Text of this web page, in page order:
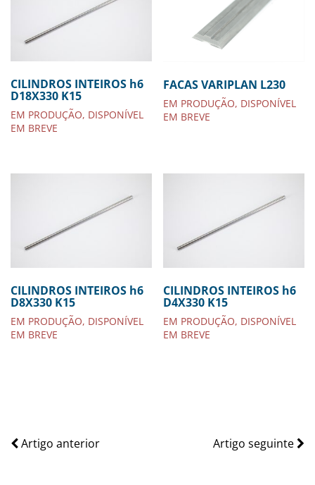
CILINDROS INTEIROS h6
D18X330 K15
EM PRODUÇÃO, DISPONÍVEL
EM BREVE
FACAS VARIPLAN L230
EM PRODUÇÃO, DISPONÍVEL
EM BREVE
CILINDROS INTEIROS h6
D8X330 K15
EM PRODUÇÃO, DISPONÍVEL
EM BREVE
CILINDROS INTEIROS h6
D4X330 K15
EM PRODUÇÃO, DISPONÍVEL
EM BREVE
Artigo anterior Artigo seguinte